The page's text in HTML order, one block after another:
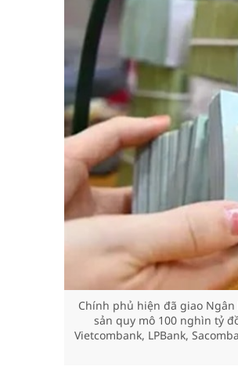
Chính phủ hiện đã giao
sản quy mô 100 nghìn tỷ
Vietcombank, LPBank,